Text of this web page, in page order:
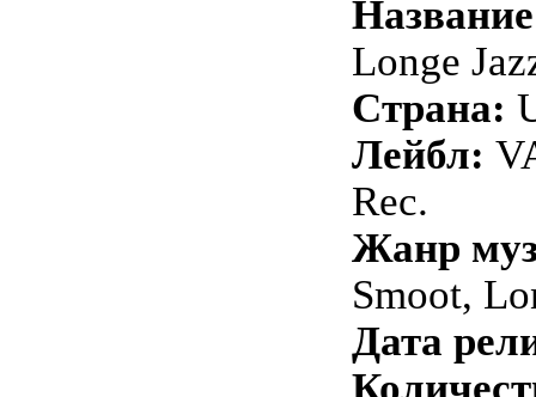
Longe
Страна:
Лейбл:
Rec.
Жанр
Smoot,
Дата